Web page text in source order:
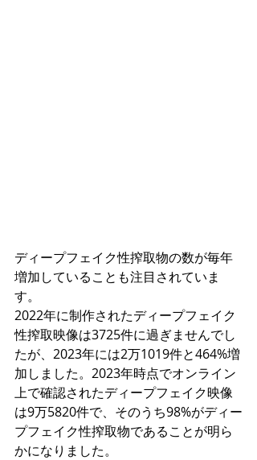
ディープフェイク性搾取物の数が毎年
増加していることも注目されていま
す。
2022年に制作されたディープフェイク
性搾取映像は3725件に過ぎませんでし
たが、2023年には2万1019件と464%増
加しました。2023年時点でオンライン
上で確認されたディープフェイク映像
は9万5820件で、そのうち98%がディー
プフェイク性搾取物であることが明ら
かになりました。